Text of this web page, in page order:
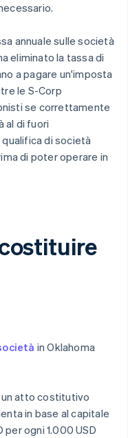
annuale sulle società
eliminato la tassa di
a pagare un'imposta
le S-Corp
se correttamente
al di fuori
di società
di poter operare in
in Oklahoma
atto costitutivo
in base al capitale
per ogni 1.000 USD